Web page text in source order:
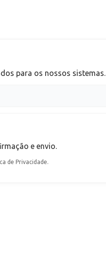
para os nossos sistemas.
e envio.
de Privacidade.